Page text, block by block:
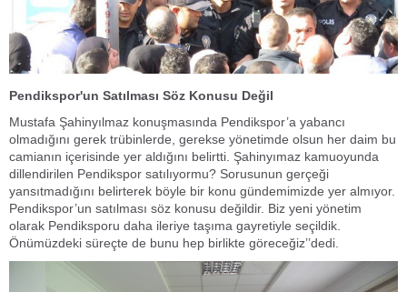
Pendikspor'un Satılması Söz Konusu Değil
Mustafa Şahinyılmaz konuşmasında Pendikspor’a yabancı
olmadığını gerek trübinlerde, gerekse yönetimde olsun her daim bu
camianın içerisinde yer aldığını belirtti. Şahinyımaz kamuoyunda
dillendirilen Pendikspor satılıyormu? Sorusunun gerçeği
yansıtmadığını belirterek böyle bir konu gündemimizde yer almıyor.
Pendikspor’un satılması söz konusu değildir. Biz yeni yönetim
olarak Pendiksporu daha ileriye taşıma gayretiyle seçildik.
Önümüzdeki süreçte de bunu hep birlikte göreceğiz’’dedi.